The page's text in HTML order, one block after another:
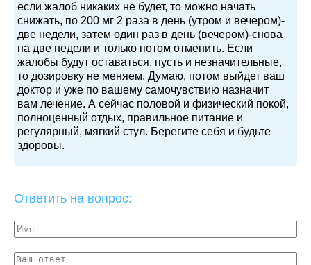
если жалоб никаких не будет, то можно начать
снижать, по 200 мг 2 раза в день (утром и вечером)-
две недели, затем один раз в день (вечером)-снова
на две недели и только потом отменить. Если
жалобы будут оставаться, пусть и незначительные,
то дозировку не меняем. Думаю, потом выйдет ваш
доктор и уже по вашему самочувствию назначит
вам лечение. А сейчас половой и физический покой,
полноценный отдых, правильное питание и
регулярный, мягкий стул. Берегите себя и будьте
здоровы.
Ответить на вопрос: